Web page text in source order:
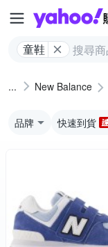
童鞋
New Balance
品牌 快速到貨